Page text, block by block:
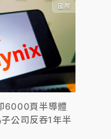
國際
6000頁半導體
公司反吞1年半